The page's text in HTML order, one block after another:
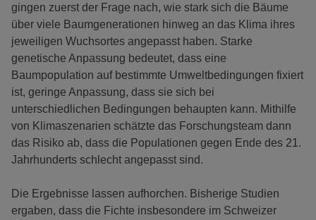
gingen zuerst der Frage nach, wie stark sich die Bäume
über viele Baumgenerationen hinweg an das Klima ihres
jeweiligen Wuchsortes angepasst haben. Starke
genetische Anpassung bedeutet, dass eine
Baumpopulation auf bestimmte Umweltbedingungen fixiert
ist, geringe Anpassung, dass sie sich bei
unterschiedlichen Bedingungen behaupten kann. Mithilfe
von Klimaszenarien schätzte das Forschungsteam dann
das Risiko ab, dass die Populationen gegen Ende des 21.
Jahrhunderts schlecht angepasst sind.
Die Ergebnisse lassen aufhorchen. Bisherige Studien
ergaben, dass die Fichte insbesondere im Schweizer